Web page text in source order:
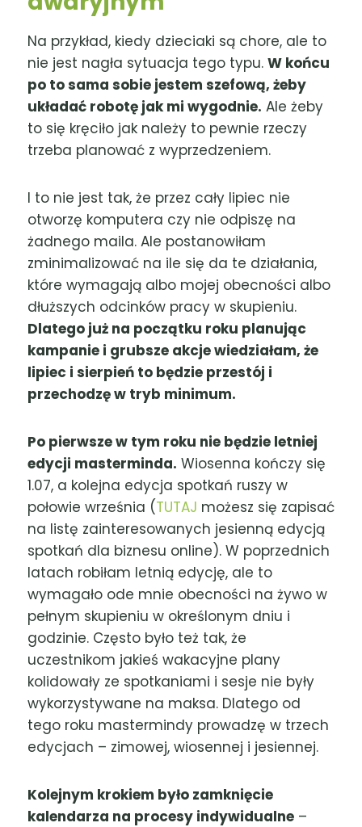
Na przykład, kiedy dzieciaki są chore, ale to
nie jest nagła sytuacja tego typu. W końcu
po to sama sobie jestem szefową, żeby
układać robotę jak mi wygodnie. Ale żeby
to się kręciło jak należy to pewnie rzeczy
trzeba planować z wyprzedzeniem.
I to nie jest tak, że przez cały lipiec nie
otworzę komputera czy nie odpiszę na
żadnego maila. Ale postanowiłam
zminimalizować na ile się da te działania,
które wymagają albo mojej obecności albo
dłuższych odcinków pracy w skupieniu.
Dlatego już na początku roku planując
kampanie i grubsze akcje wiedziałam, że
lipiec i sierpień to będzie przestój i
przechodzę w tryb minimum.
Po pierwsze w tym roku nie będzie letniej
edycji masterminda. Wiosenna kończy się
1.07, a kolejna edycja spotkań ruszy w
połowie września (TUTAJ możesz się zapisać
na listę zainteresowanych jesienną edycją
spotkań dla biznesu online). W poprzednich
latach robiłam letnią edycję, ale to
wymagało ode mnie obecności na żywo w
pełnym skupieniu w określonym dniu i
godzinie. Często było też tak, że
uczestnikom jakieś wakacyjne plany
kolidowały ze spotkaniami i sesje nie były
wykorzystywane na maksa. Dlatego od
tego roku mastermindy prowadzę w trzech
edycjach – zimowej, wiosennej i jesiennej.
Kolejnym krokiem było zamknięcie
kalendarza na procesy indywidualne –